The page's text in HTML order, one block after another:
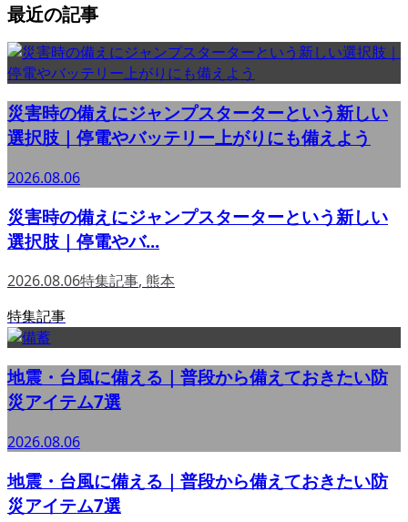
最近の記事
災害時の備えにジャンプスターターという新しい
選択肢｜停電やバッテリー上がりにも備えよう
2026.08.06
災害時の備えにジャンプスターターという新しい
選択肢｜停電やバ...
2026.08.06特集記事, 熊本
特集記事
地震・台風に備える｜普段から備えておきたい防
災アイテム7選
2026.08.06
地震・台風に備える｜普段から備えておきたい防
災アイテム7選